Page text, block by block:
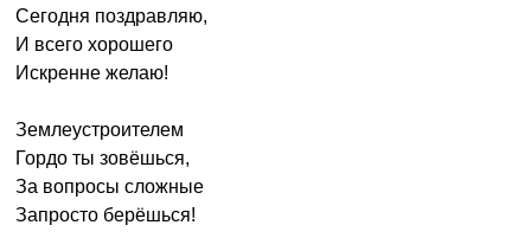
Сегодня поздравляю,
И всего хорошего
Искренне желаю!
Землеустроителем
Гордо ты зовёшься,
За вопросы сложные
Запросто берёшься!